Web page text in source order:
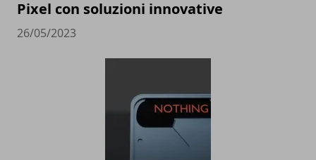
Pixel con soluzioni innovative
26/05/2023